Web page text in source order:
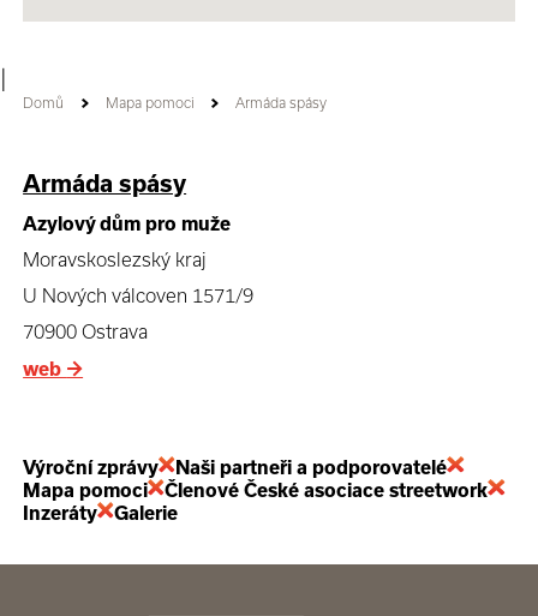
Domů Mapa pomoci Armáda spásy
Armáda spásy
Azylový dům pro muže
Moravskoslezský kraj
U Nových válcoven 1571/9
70900 Ostrava
web →
Výroční zprávy
Naši partneři a podporovatelé
Mapa pomoci
Členové České asociace streetwork
Inzeráty
Galerie